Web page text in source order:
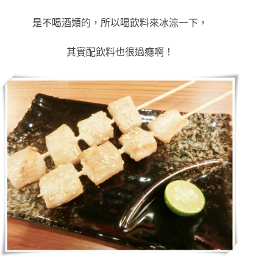
是不喝酒類的，所以喝飲料來冰涼一下，
其實配飲料也很過癮啊！